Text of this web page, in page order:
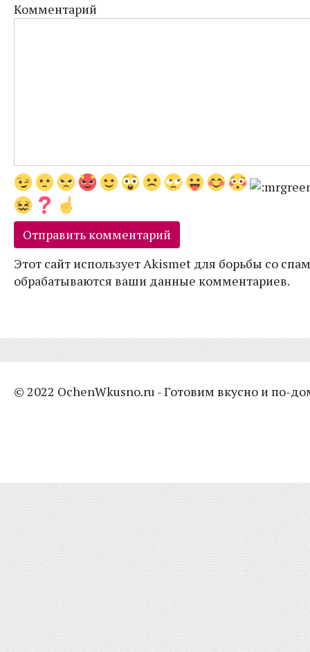
Комментарий
Этот сайт использует Akismet для борьбы со
обрабатываются ваши данные комментариев.
© 2022 OchenWkusno.ru - Готовим вкусно и по-